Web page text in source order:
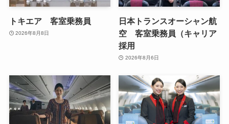
トキエア 客室乗務員
2026年8月8日
日本トランスオーシャン航
空 客室乗務員（キャリア
採用
2026年8月6日